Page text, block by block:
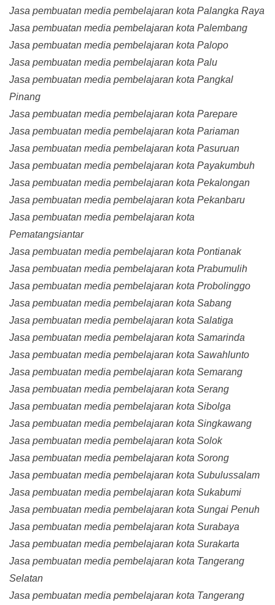
Jasa pembuatan media pembelajaran kota Palangka Raya
Jasa pembuatan media pembelajaran kota Palembang
Jasa pembuatan media pembelajaran kota Palopo
Jasa pembuatan media pembelajaran kota Palu
Jasa pembuatan media pembelajaran kota Pangkal
Pinang
Jasa pembuatan media pembelajaran kota Parepare
Jasa pembuatan media pembelajaran kota Pariaman
Jasa pembuatan media pembelajaran kota Pasuruan
Jasa pembuatan media pembelajaran kota Payakumbuh
Jasa pembuatan media pembelajaran kota Pekalongan
Jasa pembuatan media pembelajaran kota Pekanbaru
Jasa pembuatan media pembelajaran kota
Pematangsiantar
Jasa pembuatan media pembelajaran kota Pontianak
Jasa pembuatan media pembelajaran kota Prabumulih
Jasa pembuatan media pembelajaran kota Probolinggo
Jasa pembuatan media pembelajaran kota Sabang
Jasa pembuatan media pembelajaran kota Salatiga
Jasa pembuatan media pembelajaran kota Samarinda
Jasa pembuatan media pembelajaran kota Sawahlunto
Jasa pembuatan media pembelajaran kota Semarang
Jasa pembuatan media pembelajaran kota Serang
Jasa pembuatan media pembelajaran kota Sibolga
Jasa pembuatan media pembelajaran kota Singkawang
Jasa pembuatan media pembelajaran kota Solok
Jasa pembuatan media pembelajaran kota Sorong
Jasa pembuatan media pembelajaran kota Subulussalam
Jasa pembuatan media pembelajaran kota Sukabumi
Jasa pembuatan media pembelajaran kota Sungai Penuh
Jasa pembuatan media pembelajaran kota Surabaya
Jasa pembuatan media pembelajaran kota Surakarta
Jasa pembuatan media pembelajaran kota Tangerang
Selatan
Jasa pembuatan media pembelajaran kota Tangerang